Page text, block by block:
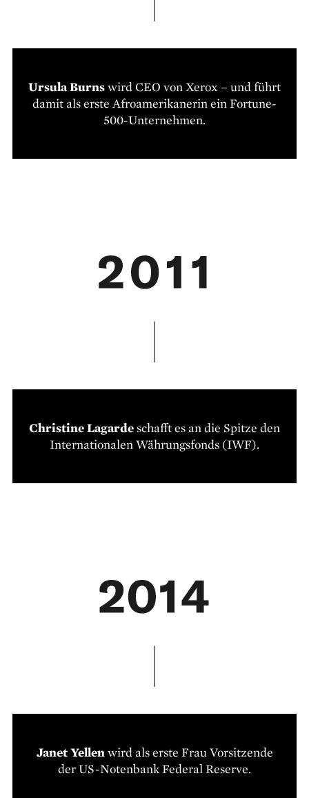
Ursula Burnswird CEO von Xerox – und führt
damit als erste Afroamerikanerin ein Fortune-
500-Unternehmen.
Christine Lagardeschafft es an die Spitze den
Internationalen Währungsfonds (IWF).
Janet Yellenwird als erste Frau Vorsitzende
der US-Notenbank Federal Reserve.